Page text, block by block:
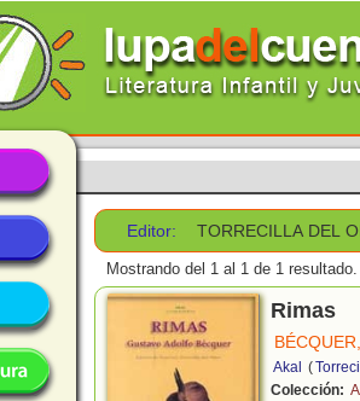
Editor: TORRECILLA DEL
Mostrando del 1 al 1 de 1 resultado.
Rimas
Akal (
Colección: